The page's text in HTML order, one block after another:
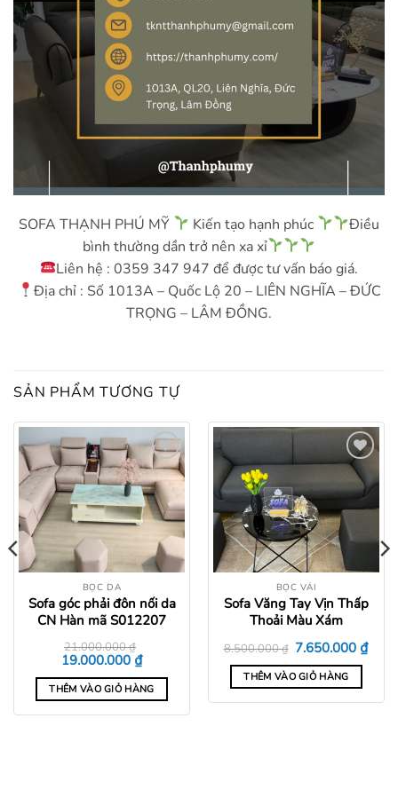
SOFA THẠNH PHÚ MỸ Kiến tạo hạnh phúc
Điều
bình thường dần trở nên xa xỉ
Liên hệ : 0359 347 947 để được tư vấn báo giá.
Địa chỉ : Số 1013A – Quốc Lộ 20 – LIÊN NGHĨA – ĐỨC
TRỌNG – LÂM ĐỒNG.
SẢN PHẨM TƯƠNG TỰ
Add to
wishlist
BỌC DA
Sofa góc phải đôn nối da
CN Hàn mã S012207
21.000.000₫
Giá
gốc
là:
21.000.000 ₫.
19.000.000 ₫Giá
hiện
tại
là:
19.000.000 ₫.
THÊM VÀO GIỎ HÀNG
Add to
wishlist
BỌC VẢI
Sofa Văng Tay Vịn Thấp
Thoải Màu Xám
8.500.000₫ Giá
gốc
là:
8.500.000 ₫.
7.650.000 ₫Giá
THÊM VÀO GIỎ HÀNG